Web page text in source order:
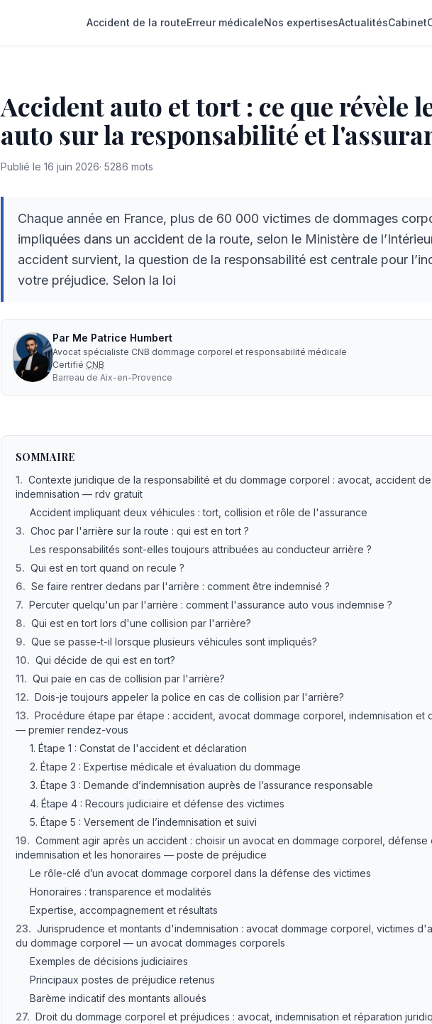
Accident de la routeErreur médicaleNos expertisesActualitésCabinet
Accident auto et tort : ce que révèle
auto sur la responsabilité et
Publié le 16 juin 2026· 5286 mots
Chaque année en France, plus de 60 000 victimes de dommages
impliquées dans un accident de la route, selon le Ministère de
accident survient, la question de la responsabilité est centrale pour
votre préjudice. Selon la loi
Par Me Patrice Humbert
Avocat spécialiste CNB dommage corporel et responsabilité médicale
Certifié CNB
Barreau de Aix-en-Provence
SOMMAIRE
1. Contexte juridique de la responsabilité et du dommage corporel : avocat, accident
indemnisation — rdv gratuit
Accident impliquant deux véhicules : tort, collision et rôle de l'assurance
3. Choc par l'arrière sur la route : qui est en tort ?
Les responsabilités sont-elles toujours attribuées au conducteur arrière ?
5. Qui est en tort quand on recule ?
6. Se faire rentrer dedans par l'arrière : comment être indemnisé ?
7. Percuter quelqu'un par l'arrière : comment l'assurance auto vous indemnise ?
8. Qui est en tort lors d'une collision par l'arrière?
9. Que se passe-t-il lorsque plusieurs véhicules sont impliqués?
10. Qui décide de qui est en tort?
11. Qui paie en cas de collision par l'arrière?
12. Dois-je toujours appeler la police en cas de collision par l'arrière?
13. Procédure étape par étape : accident, avocat dommage corporel, indemnisation et
— premier rendez-vous
1. Étape 1 : Constat de l'accident et déclaration
2. Étape 2 : Expertise médicale et évaluation du dommage
3. Étape 3 : Demande d’indemnisation auprès de l’assurance responsable
4. Étape 4 : Recours judiciaire et défense des victimes
5. Étape 5 : Versement de l’indemnisation et suivi
19. Comment agir après un accident : choisir un avocat en dommage corporel, défense
indemnisation et les honoraires — poste de préjudice
Le rôle-clé d’un avocat dommage corporel dans la défense des victimes
Honoraires : transparence et modalités
Expertise, accompagnement et résultats
23. Jurisprudence et montants d'indemnisation : avocat dommage corporel, victimes
du dommage corporel — un avocat dommages corporels
Exemples de décisions judiciaires
Principaux postes de préjudice retenus
Barème indicatif des montants alloués
27. Droit du dommage corporel et préjudices : avocat, indemnisation et réparation